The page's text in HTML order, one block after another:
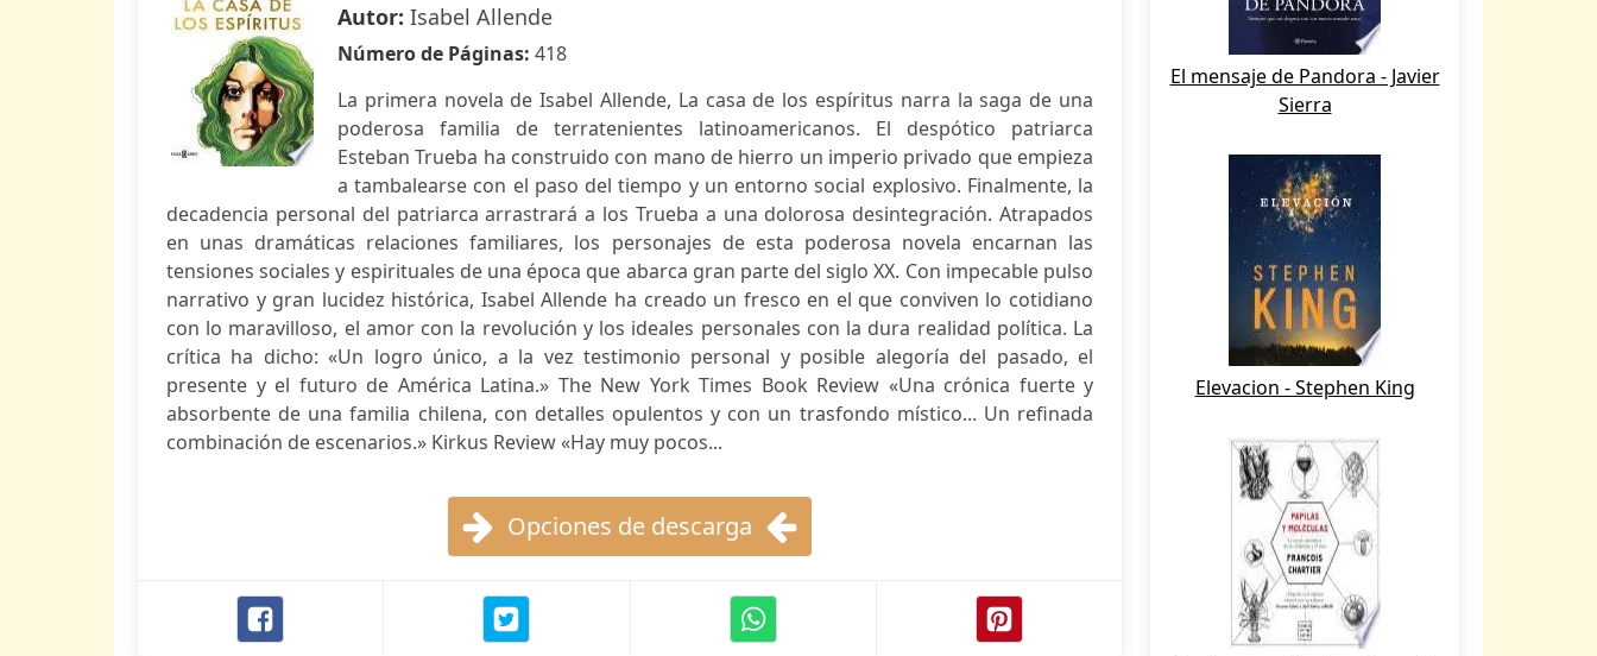
Autor: Isabel Allende
Número de Páginas: 418
La primera novela de Isabel Allende, La casa de los espíritus narra la saga de una
poderosa familia de terratenientes latinoamericanos. El despótico patriarca
Esteban Trueba ha construido con mano de hierro un imperio privado que empieza
a tambalearse con el paso del tiempo y un entorno social explosivo. Finalmente, la
decadencia personal del patriarca arrastrará a los Trueba a una dolorosa desintegración. Atrapados
en unas dramáticas relaciones familiares, los personajes de esta poderosa novela encarnan las
tensiones sociales y espirituales de una época que abarca gran parte del siglo XX. Con impecable pulso
narrativo y gran lucidez histórica, Isabel Allende ha creado un fresco en el que conviven lo cotidiano
con lo maravilloso, el amor con la revolución y los ideales personales con la dura realidad política. La
crítica ha dicho: «Un logro único, a la vez testimonio personal y posible alegoría del pasado, el
presente y el futuro de América Latina.» The New York Times Book Review «Una crónica fuerte y
absorbente de una familia chilena, con detalles opulentos y con un trasfondo místico... Un refinada
combinación de escenarios.» Kirkus Review «Hay muy pocos...
Opciones de descarga
El mensaje de Pandora - Javier
Sierra
Elevacion - Stephen King